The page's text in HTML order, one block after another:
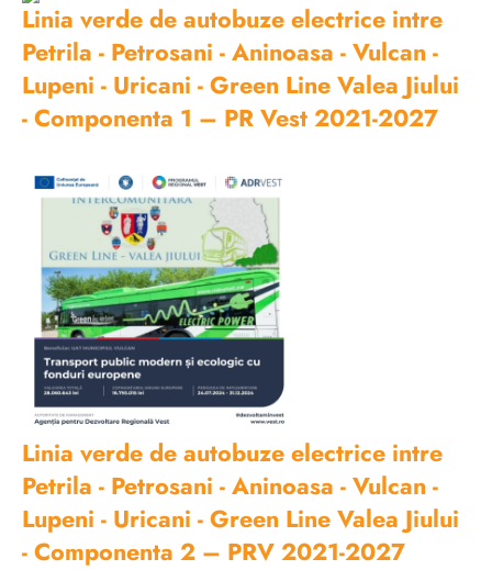
Linia verde de autobuze electrice intre
Petrila - Petrosani - Aninoasa - Vulcan -
Lupeni - Uricani - Green Line Valea Jiului
- Componenta 1 – PR Vest 2021-2027
Linia verde de autobuze electrice intre
Petrila - Petrosani - Aninoasa - Vulcan -
Lupeni - Uricani - Green Line Valea Jiului
- Componenta 2 – PRV 2021-2027